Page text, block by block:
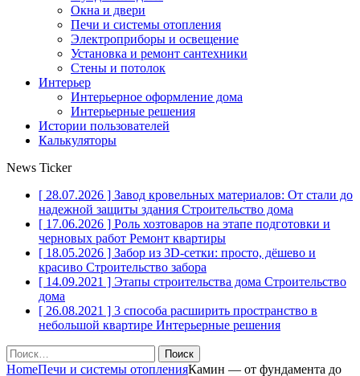
Окна и двери
Печи и системы отопления
Электроприборы и освещение
Установка и ремонт сантехники
Стены и потолок
Интерьер
Интерьерное оформление дома
Интерьерные решения
Истории пользователей
Калькуляторы
News Ticker
[ 28.07.2026 ] Завод кровельных материалов: От стали до
надежной защиты здания Строительство дома
[ 17.06.2026 ] Роль хозтоваров на этапе подготовки и
черновых работ Ремонт квартиры
[ 18.05.2026 ] Забор из 3D-сетки: просто, дёшево и
красиво Строительство забора
[ 14.09.2021 ] Этапы строительства дома Строительство
дома
[ 26.08.2021 ] 3 способа расширить пространство в
небольшой квартире Интерьерные решения
Найти:
HomeПечи и системы отопленияКамин — от фундамента до